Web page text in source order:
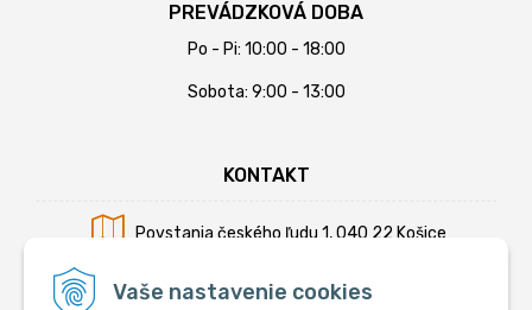
Vaše nastavenie cookies
PREVÁDZKOVÁ DOBA
Po - Pi: 10:00 - 18:00
Sobota: 9:00 - 13:00
KONTAKT
Povstania českého ľudu 1, 040 22 Košice
Mobil:+421 902 794 355